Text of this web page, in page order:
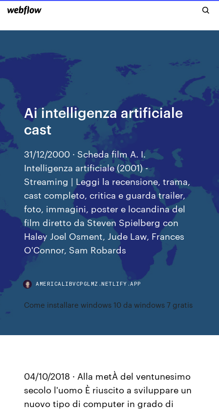
Ai intelligenza artificiale
cast
31/12/2000 · Scheda film A. I.
Intelligenza artificiale (2001) -
Streaming | Leggi la recensione, trama,
cast completo, critica e guarda trailer,
foto, immagini, poster e locandina del
film diretto da Steven Spielberg con
Haley Joel Osment, Jude Law, Frances
O'Connor, Sam Robards
AMERICALIBVCPGLMZ.NETLIFY.APP
Come installare windows 10 da windows 7 gratis
04/10/2018 · Alla metÀ del ventunesimo
secolo l'uomo È riuscito a sviluppare un
nuovo tipo di computer in grado di